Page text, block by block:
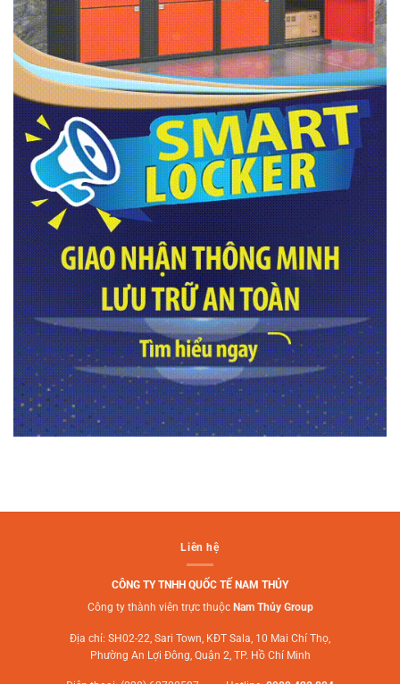
Liên hệ
CÔNG TY TNHH QUỐC TẾ NAM THỦY
Công ty thành viên trực thuộc Nam Thủy Group
Địa chỉ: SH02-22, Sari Town, KĐT Sala, 10 Mai Chí Thọ,
Phường An Lợi Đông, Quận 2, TP. Hồ Chí Minh